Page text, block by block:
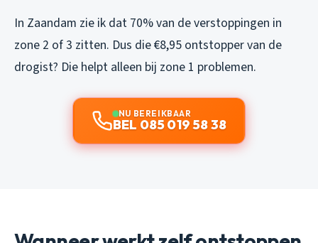
In Zaandam zie ik dat 70% van de verstoppingen in
zone 2 of 3 zitten. Dus die €8,95 ontstopper van de
drogist? Die helpt alleen bij zone 1 problemen.
NU BEREIKBAAR
BEL 085 019 58 38